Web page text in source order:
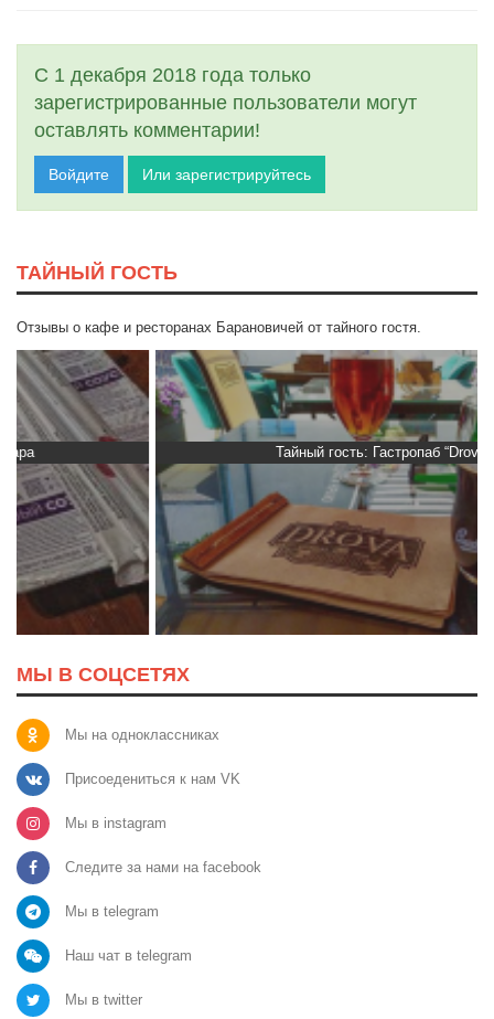
С 1 декабря 2018 года только
зарегистрированные пользователи могут
оставлять комментарии!
Войдите Или зарегистрируйтесь
ТАЙНЫЙ ГОСТЬ
Отзывы о кафе и ресторанах Барановичей от тайного гостя.
Тайный гость: Гастропаб “Drova”
МЫ В СОЦСЕТЯХ
Мы на одноклассниках
Присоедениться к нам VK
Мы в instagram
Следите за нами на facebook
Мы в telegram
Наш чат в telegram
Мы в twitter